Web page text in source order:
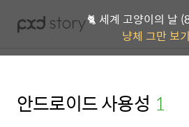
🐈 세계 고양이의 날
냥체 그만 보기
안드로이드 사용성 (1)